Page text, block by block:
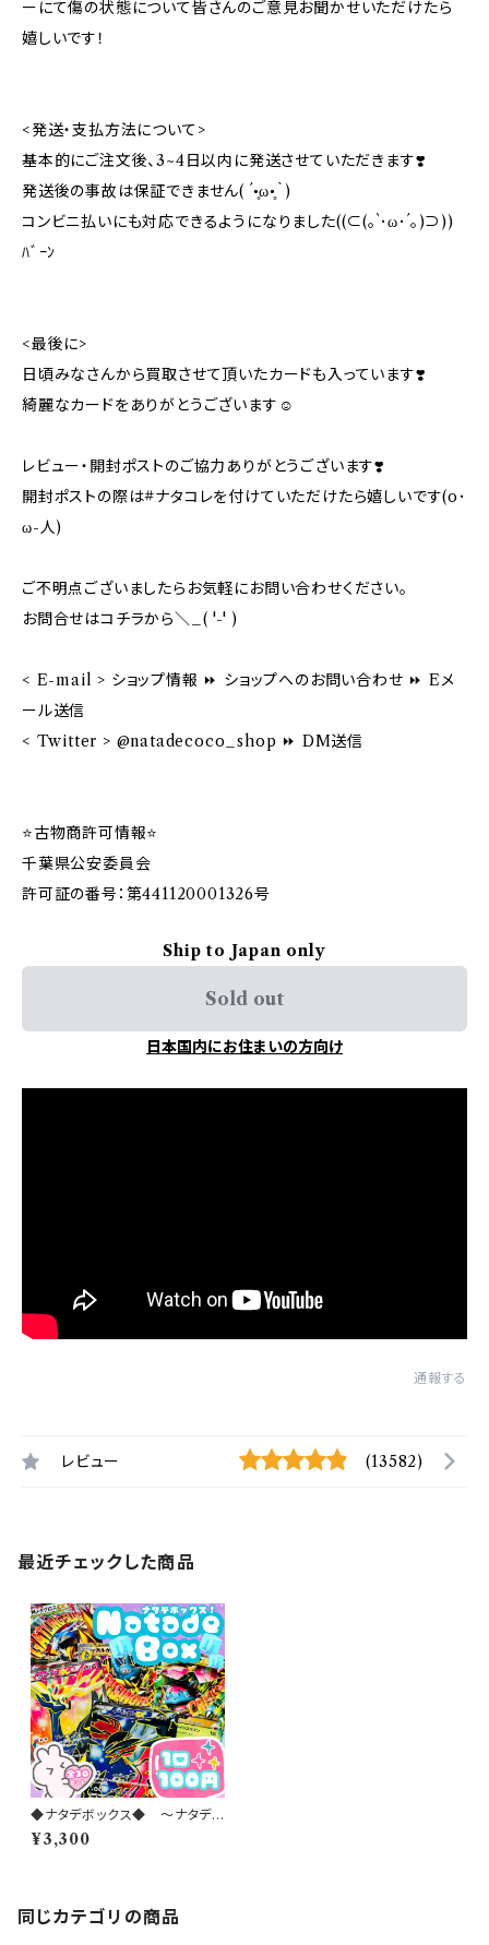
ーにて傷の状態について皆さんのご意見お聞かせいただけたら
嬉しいです！
<発送・支払方法について>
基本的にご注文後、3~4日以内に発送させていただきます❣️
発送後の事故は保証できません( ´•̥ω•̥｀)
コンビニ払いにも対応できるようになりました((⊂(｡`･ω･´｡)⊃))
ﾊﾞｰﾝ
<最後に>
日頃みなさんから買取させて頂いたカードも入っています❣️
綺麗なカードをありがとうございます☺️
レビュー・開封ポストのご協力ありがとうございます❣️
開封ポストの際は#ナタコレを付けていただけたら嬉しいです(o･
ω-人)
ご不明点ございましたらお気軽にお問い合わせください。
お問合せはコチラから＼_( '-' )
< E-mail > ショップ情報 ⏩ ショップへのお問い合わせ ⏩ Eメ
ール送信
< Twitter > @natadecoco_shop ⏩ DM送信
⭐️古物商許可情報⭐️
千葉県公安委員会
許可証の番号：第441120001326号
Ship to Japan only
Sold out
日本国内にお住まいの方向け
通報する
レビュー (13582)
最近チェックした商品
◆ナタデボックス◆ 〜ナタデコ
コオリパ 2026 vol.32〜
¥3,300
同じカテゴリの商品